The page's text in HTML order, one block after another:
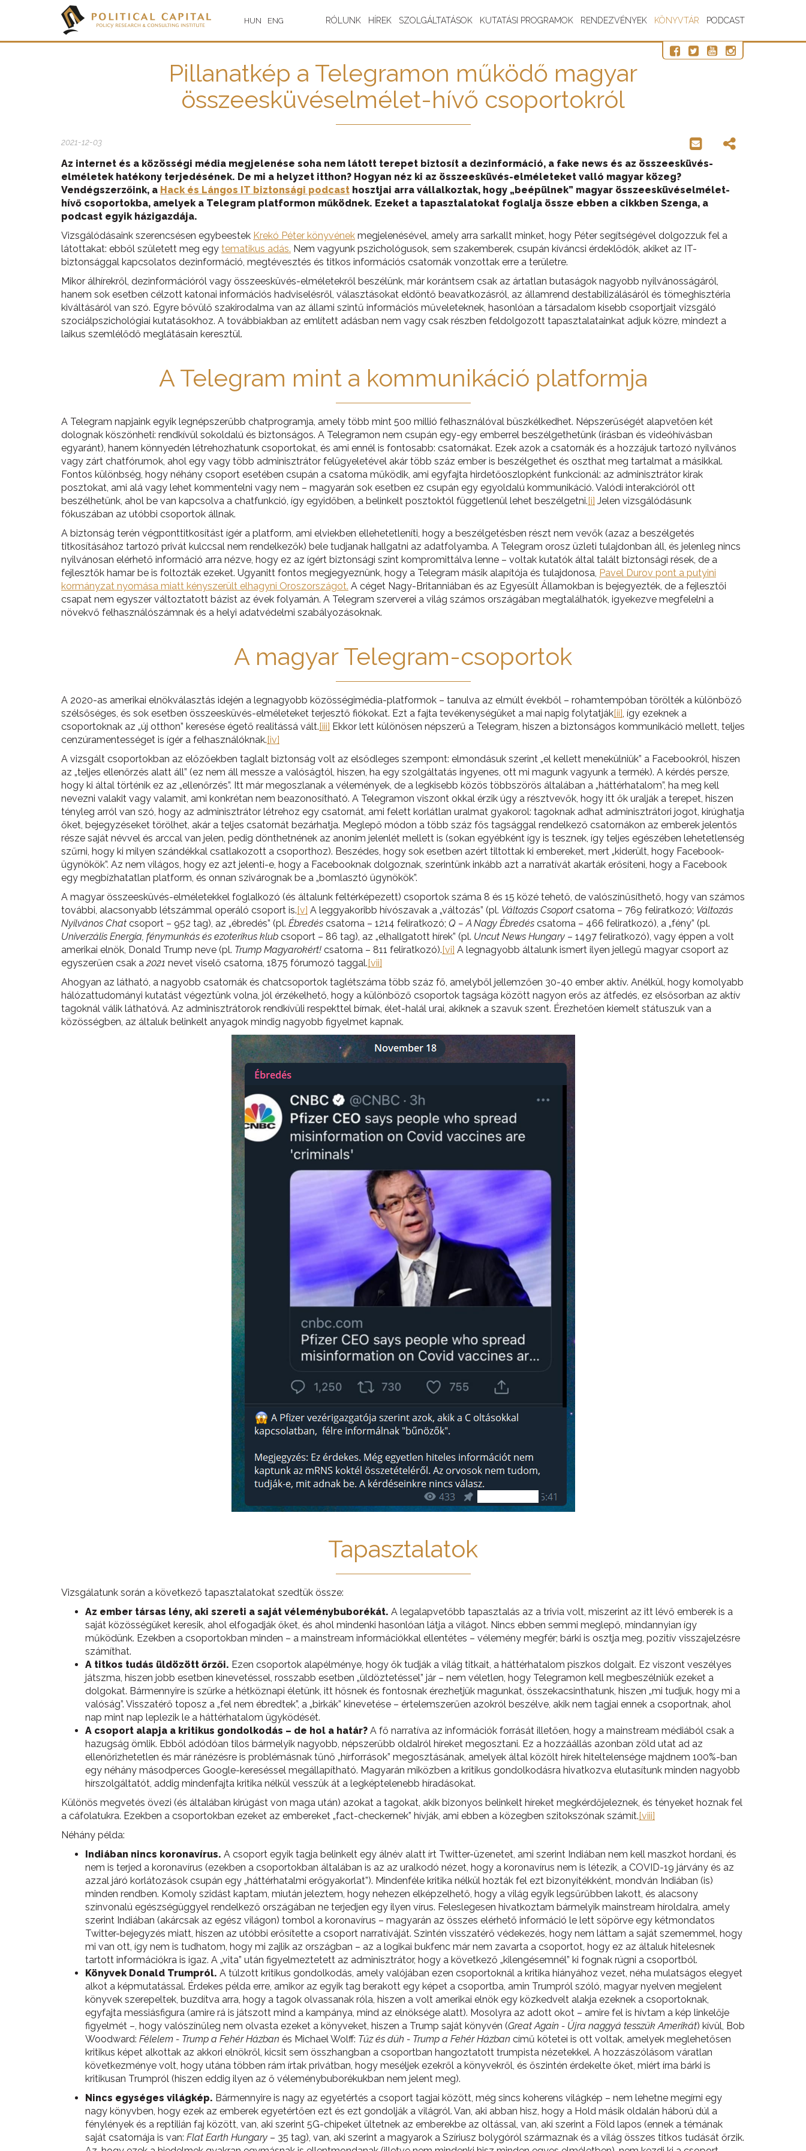
HUN ENG RÓLUNK HÍREK SZOLGÁLTATÁSOK KUTATÁSI PROGRAMOK RENDEZVÉNYEK KÖNYVTÁR PODCAST
Pillanatkép a Telegramon működő magyar
összeesküvéselmélet-hívő csoportokról
2021-12-03
Az internet és a közösségi média megjelenése soha nem látott terepet biztosít a dezinformáció, a fake news és az összeesküvés-
elméletek hatékony terjedésének. De mi a helyzet itthon? Hogyan néz ki az összeesküvés-elméleteket valló magyar közeg?
Vendégszerzőink, a Hack és Lángos IT biztonsági podcast hosztjai arra vállalkoztak, hogy „beépülnek” magyar összeesküvéselmélet-
hívő csoportokba, amelyek a Telegram platformon működnek. Ezeket a tapasztalatokat foglalja össze ebben a cikkben Szenga, a
podcast egyik házigazdája.
Vizsgálódásaink szerencsésen egybeestek Krekó Péter könyvének megjelenésével, amely arra sarkallt minket, hogy Péter segítségével dolgozzuk fel a
látottakat: ebből született meg egy tematikus adás. Nem vagyunk pszichológusok, sem szakemberek, csupán kíváncsi érdeklődők, akiket az IT-
biztonsággal kapcsolatos dezinformáció, megtévesztés és titkos információs csatornák vonzottak erre a területre.
Mikor álhírekről, dezinformációról vagy összeesküvés-elméletekről beszélünk, már korántsem csak az ártatlan butaságok nagyobb nyilvánosságáról,
hanem sok esetben célzott katonai információs hadviselésről, választásokat eldöntő beavatkozásról, az államrend destabilizálásáról és tömeghisztéria
kiváltásáról van szó. Egyre bővülő szakirodalma van az állami szintű információs műveleteknek, hasonlóan a társadalom kisebb csoportjait vizsgáló
szociálpszichológiai kutatásokhoz. A továbbiakban az említett adásban nem vagy csak részben feldolgozott tapasztalatainkat adjuk közre, mindezt a
laikus szemlélődő meglátásain keresztül.
A Telegram mint a kommunikáció platformja
A Telegram napjaink egyik legnépszerűbb chatprogramja, amely több mint 500 millió felhasználóval büszkélkedhet. Népszerűségét alapvetően két
dolognak köszönheti: rendkívül sokoldalú és biztonságos. A Telegramon nem csupán egy-egy emberrel beszélgethetünk (írásban és videóhívásban
egyaránt), hanem könnyedén létrehozhatunk csoportokat, és ami ennél is fontosabb: csatornákat. Ezek azok a csatornák és a hozzájuk tartozó nyilvános
vagy zárt chatfórumok, ahol egy vagy több adminisztrátor felügyeletével akár több száz ember is beszélgethet és oszthat meg tartalmat a másikkal.
Fontos különbség, hogy néhány csoport esetében csupán a csatorna működik, ami egyfajta hirdetőoszlopként funkcionál: az adminisztrátor kirak
posztokat, ami alá vagy lehet kommentelni vagy nem – magyarán sok esetben ez csupán egy egyoldalú kommunikáció. Valódi interakcióról ott
beszélhetünk, ahol be van kapcsolva a chatfunkció, így egyidőben, a belinkelt posztoktól függetlenül lehet beszélgetni.[i] Jelen vizsgálódásunk
fókuszában az utóbbi csoportok állnak.
A biztonság terén végponttitkosítást ígér a platform, ami elviekben ellehetetleníti, hogy a beszélgetésben részt nem vevők (azaz a beszélgetés
titkosításához tartozó privát kulccsal nem rendelkezők) bele tudjanak hallgatni az adatfolyamba. A Telegram orosz üzleti tulajdonban áll, és jelenleg nincs
nyilvánosan elérhető információ arra nézve, hogy ez az ígért biztonsági szint kompromittálva lenne – voltak kutatók által talált biztonsági rések, de a
fejlesztők hamar be is foltozták ezeket. Ugyanitt fontos megjegyeznünk, hogy a Telegram másik alapítója és tulajdonosa, Pavel Durov pont a putyini
kormányzat nyomása miatt kényszerült elhagyni Oroszországot. A céget Nagy-Britanniában és az Egyesült Államokban is bejegyezték, de a fejlesztői
csapat nem egyszer változtatott bázist az évek folyamán. A Telegram szerverei a világ számos országában megtalálhatók, igyekezve megfelelni a
növekvő felhasználószámnak és a helyi adatvédelmi szabályozásoknak.
A magyar Telegram-csoportok
A 2020-as amerikai elnökválasztás idején a legnagyobb közösségimédia-platformok – tanulva az elmúlt évekből – rohamtempóban törölték a különböző
szélsőséges, és sok esetben összeesküvés-elméleteket terjesztő fiókokat. Ezt a fajta tevékenységüket a mai napig folytatják[ii], így ezeknek a
csoportoknak az „új otthon” keresése égető realitássá vált.[iii] Ekkor lett különösen népszerű a Telegram, hiszen a biztonságos kommunikáció mellett, teljes
cenzúramentességet is ígér a felhasználóknak.[iv]
A vizsgált csoportokban az előzőekben taglalt biztonság volt az elsődleges szempont: elmondásuk szerint „el kellett menekülniük” a Facebookról, hiszen
az „teljes ellenőrzés alatt áll” (ez nem áll messze a valóságtól, hiszen, ha egy szolgáltatás ingyenes, ott mi magunk vagyunk a termék). A kérdés persze,
hogy ki által történik ez az „ellenőrzés”. Itt már megoszlanak a vélemények, de a legkisebb közös többszörös általában a „háttérhatalom”, ha meg kell
nevezni valakit vagy valamit, ami konkrétan nem beazonosítható. A Telegramon viszont okkal érzik úgy a résztvevők, hogy itt ők uralják a terepet, hiszen
tényleg arról van szó, hogy az adminisztrátor létrehoz egy csatornát, ami felett korlátlan uralmat gyakorol: tagoknak adhat adminisztrátori jogot, kirúghatja
őket, bejegyzéseket törölhet, akár a teljes csatornát bezárhatja. Meglepő módon a több száz fős tagsággal rendelkező csatornákon az emberek jelentős
része saját névvel és arccal van jelen, pedig dönthetnének az anonim jelenlét mellett is (sokan egyébként így is tesznek, így teljes egészében lehetetlenség
szűrni, hogy ki milyen szándékkal csatlakozott a csoporthoz). Beszédes, hogy sok esetben azért tiltottak ki embereket, mert „kiderült, hogy Facebook-
ügynökök”. Az nem világos, hogy ez azt jelenti-e, hogy a Facebooknak dolgoznak, szerintünk inkább azt a narratívát akarták erősíteni, hogy a Facebook
egy megbízhatatlan platform, és onnan szivárognak be a „bomlasztó ügynökök”.
A magyar összeesküvés-elméletekkel foglalkozó (és általunk feltérképezett) csoportok száma 8 és 15 közé tehető, de valószínűsíthető, hogy van számos
további, alacsonyabb létszámmal operáló csoport is.[v] A leggyakoribb hívószavak a „változás” (pl. Változás Csoport csatorna – 769 feliratkozó; Változás
Nyilvános Chat csoport – 952 tag), az „ébredés” (pl. Ébredés csatorna – 1214 feliratkozó; Q – A Nagy Ébredés csatorna – 466 feliratkozó), a „fény” (pl.
Univerzális Energia, fénymunkás és ezoterikus klub csoport – 86 tag), az „elhallgatott hírek” (pl. Uncut News Hungary – 1497 feliratkozó), vagy éppen a volt
amerikai elnök, Donald Trump neve (pl. Trump Magyarokért! csatorna – 811 feliratkozó).[vi] A legnagyobb általunk ismert ilyen jellegű magyar csoport az
egyszerűen csak a2021 nevet viselő csatorna, 1875 fórumozó taggal.[vii]
Ahogyan az látható, a nagyobb csatornák és chatcsoportok taglétszáma több száz fő, amelyből jellemzően 30-40 ember aktív. Anélkül, hogy komolyabb
hálózattudományi kutatást végeztünk volna, jól érzékelhető, hogy a különböző csoportok tagsága között nagyon erős az átfedés, ez elsősorban az aktív
tagoknál válik láthatóvá. Az adminisztrátorok rendkívüli respekttel bírnak, élet-halál urai, akiknek a szavuk szent. Érezhetően kiemelt státuszuk van a
közösségben, az általuk belinkelt anyagok mindig nagyobb figyelmet kapnak.
Tapasztalatok
Vizsgálatunk során a következő tapasztalatokat szedtük össze:
Az ember társas lény, aki szereti a saját véleménybuborékát. A legalapvetőbb tapasztalás az a trivia volt, miszerint az itt lévő emberek is a
saját közösségüket keresik, ahol elfogadják őket, és ahol mindenki hasonlóan látja a világot. Nincs ebben semmi meglepő, mindannyian így
működünk. Ezekben a csoportokban minden – a mainstream információkkal ellentétes – vélemény megfér; bárki is osztja meg, pozitív visszajelzésre
számíthat.
A titkos tudás üldözött őrzői. Ezen csoportok alapélménye, hogy ők tudják a világ titkait, a háttérhatalom piszkos dolgait. Ez viszont veszélyes
játszma, hiszen jobb esetben kinevetéssel, rosszabb esetben „üldöztetéssel” jár – nem véletlen, hogy Telegramon kell megbeszélniük ezeket a
dolgokat. Bármennyire is szürke a hétköznapi életünk, itt hősnek és fontosnak érezhetjük magunkat, összekacsinthatunk, hiszen „mi tudjuk, hogy mi a
valóság”. Visszatérő toposz a „fel nem ébredtek”, a „birkák” kinevetése – értelemszerűen azokról beszélve, akik nem tagjai ennek a csoportnak, ahol
nap mint nap leplezik le a háttérhatalom ügyködését.
A csoport alapja a kritikus gondolkodás – de hol a határ? A fő narratíva az információk forrását illetően, hogy a mainstream médiából csak a
hazugság ömlik. Ebből adódóan tilos bármelyik nagyobb, népszerűbb oldalról híreket megosztani. Ez a hozzáállás azonban zöld utat ad az
ellenőrizhetetlen és már ránézésre is problémásnak tűnő „hírforrások” megosztásának, amelyek által közölt hírek hiteltelensége majdnem 100%-ban
egy néhány másodperces Google-kereséssel megállapítható. Magyarán miközben a kritikus gondolkodásra hivatkozva elutasítunk minden nagyobb
hírszolgáltatót, addig mindenfajta kritika nélkül vesszük át a legképtelenebb híradásokat.
Különös megvetés övezi (és általában kirúgást von maga után) azokat a tagokat, akik bizonyos belinkelt híreket megkérdőjeleznek, és tényeket hoznak fel
a cáfolatukra. Ezekben a csoportokban ezeket az embereket „fact-checkernek” hívják, ami ebben a közegben szitokszónak számít.[viii]
Néhány példa:
Indiában nincs koronavírus. A csoport egyik tagja belinkelt egy álnév alatt írt Twitter-üzenetet, ami szerint Indiában nem kell maszkot hordani, és
nem is terjed a koronavírus (ezekben a csoportokban általában is az az uralkodó nézet, hogy a koronavírus nem is létezik, a COVID-19 járvány és az
azzal járó korlátozások csupán egy „háttérhatalmi erőgyakorlat”). Mindenféle kritika nélkül hozták fel ezt bizonyítékként, mondván Indiában (is)
minden rendben. Komoly szidást kaptam, miután jeleztem, hogy nehezen elképzelhető, hogy a világ egyik legsűrűbben lakott, és alacsony
színvonalú egészségüggyel rendelkező országában ne terjedjen egy ilyen vírus. Feleslegesen hivatkoztam bármelyik mainstream híroldalra, amely
szerint Indiában (akárcsak az egész világon) tombol a koronavírus – magyarán az összes elérhető információ le lett söpörve egy kétmondatos
Twitter-bejegyzés miatt, hiszen az utóbbi erősítette a csoport narratíváját. Szintén visszatérő védekezés, hogy nem láttam a saját szememmel, hogy
mi van ott, így nem is tudhatom, hogy mi zajlik az országban – az a logikai bukfenc már nem zavarta a csoportot, hogy ez az általuk hitelesnek
tartott információkra is igaz. A „vita” után figyelmeztetett az adminisztrátor, hogy a következő „kilengésemnél” ki fognak rúgni a csoportból.
Könyvek Donald Trumpról. A túlzott kritikus gondolkodás, amely valójában ezen csoportoknál a kritika hiányához vezet, néha mulatságos elegyet
alkot a képmutatással. Érdekes példa erre, amikor az egyik tag berakott egy képet a csoportba, amin Trumpról szóló, magyar nyelven megjelent
könyvek szerepeltek, buzdítva arra, hogy a tagok olvassanak róla, hiszen a volt amerikai elnök egy közkedvelt alakja ezeknek a csoportoknak,
egyfajta messiásfigura (amire rá is játszott mind a kampánya, mind az elnöksége alatt). Mosolyra az adott okot – amire fel is hívtam a kép linkelője
figyelmét –, hogy valószínűleg nem olvasta ezeket a könyveket, hiszen a Trump saját könyvén (Great Again - Újra naggyá tesszük Amerikát) kívül, Bob
Woodward: Félelem - Trump a Fehér Házban és Michael Wolff: Tűz és düh - Trump a Fehér Házban című kötetei is ott voltak, amelyek meglehetősen
kritikus képet alkottak az akkori elnökről, kicsit sem összhangban a csoportban hangoztatott trumpista nézetekkel. A hozzászólásom váratlan
következménye volt, hogy utána többen rám írtak privátban, hogy meséljek ezekről a könyvekről, és őszintén érdekelte őket, miért írna bárki is
kritikusan Trumpról (hiszen eddig ilyen az ő véleménybuborékukban nem jelent meg).
Nincs egységes világkép. Bármennyire is nagy az egyetértés a csoport tagjai között, még sincs koherens világkép – nem lehetne megírni egy
nagy könyvben, hogy ezek az emberek egyetértően ezt és ezt gondolják a világról. Van, aki abban hisz, hogy a Hold másik oldalán háború dúl a
fénylények és a reptilián faj között, van, aki szerint 5G-chipeket ültetnek az emberekbe az oltással, van, aki szerint a Föld lapos (ennek a témának
saját csatornája is van: Flat Earth Hungary – 35 tag), van, aki szerint a magyarok a Szíriusz bolygóról származnak és a világ összes titkos tudását őrzik.